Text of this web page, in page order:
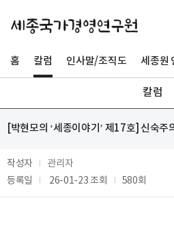
홈 칼럼 인사말/조직도 세종원
칼럼
[박현모의 ‘세종이야기’ 제17호] 신숙
작성자
관리자
등록일
26-01-23조회 580회